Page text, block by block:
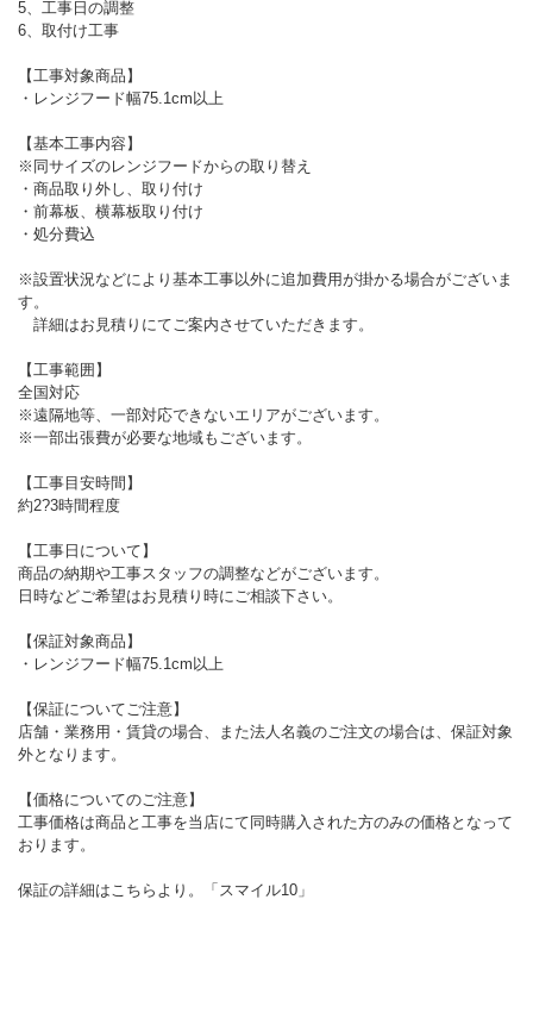
5、工事日の調整
6、取付け工事
【工事対象商品】
・レンジフード幅75.1cm以上
【基本工事内容】
※同サイズのレンジフードからの取り替え
・商品取り外し、取り付け
・前幕板、横幕板取り付け
・処分費込
※設置状況などにより基本工事以外に追加費用が掛かる場合がございま
す。
詳細はお見積りにてご案内させていただきます。
【工事範囲】
全国対応
※遠隔地等、一部対応できないエリアがございます。
※一部出張費が必要な地域もございます。
【工事目安時間】
約2?3時間程度
【工事日について】
商品の納期や工事スタッフの調整などがございます。
日時などご希望はお見積り時にご相談下さい。
【保証対象商品】
・レンジフード幅75.1cm以上
【保証についてご注意】
店舗・業務用・賃貸の場合、また法人名義のご注文の場合は、保証対象
外となります。
【価格についてのご注意】
工事価格は商品と工事を当店にて同時購入された方のみの価格となって
おります。
保証の詳細はこちらより。「 スマイル10 」